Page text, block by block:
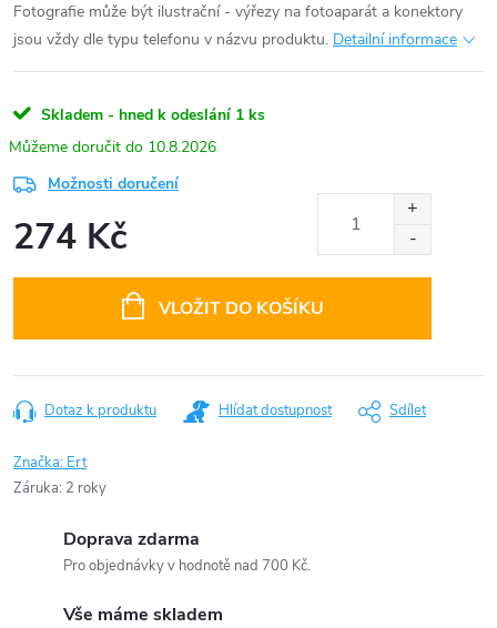
Fotografie může být ilustrační - výřezy na fotoaparát a konektory
jsou vždy dle typu telefonu v názvu produktu. Detailní informace
Skladem - hned k odeslání 1 ks
10.8.2026
Možnosti doručení
274 Kč
VLOŽIT DO KOŠÍKU
Dotaz k produktu Hlídat dostupnost Sdílet
Značka: Ert
Záruka: 2 roky
Doprava zdarma
Pro objednávky v hodnotě nad 700 Kč.
Vše máme skladem